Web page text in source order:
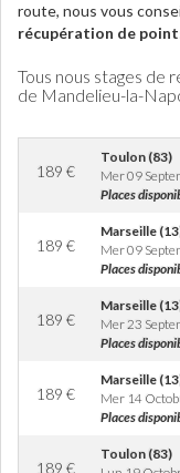
route, nous vous
récupération de
Tous nous stages de
de Mandelieu-la-
189 €
Toulon (83)
Mer 09
Places
189 €
Marseille
Mer 09
Places
189 €
Marseille
Mer 23
Places
189 €
Marseille
Mer 14
Places
189 €
Toulon (83)